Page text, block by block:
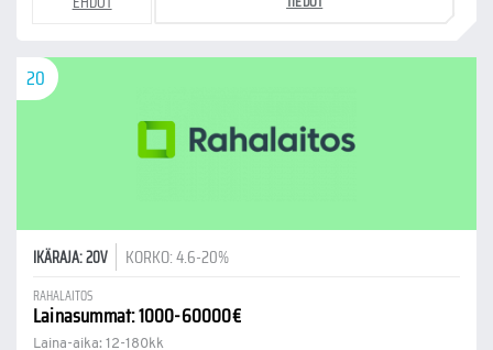
20
IKÄRAJA: 20V KORKO: 4.6-20%
RAHALAITOS
Lainasummat: 1000-60000€
Laina-aika: 12-180kk